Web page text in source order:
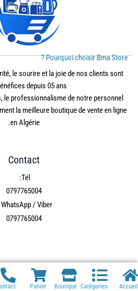
Accueil
Catégories
Boutique
Panier
Pourquoi choisir Bma Store ?
le sourire et la joie de nos clients sont
depuis 05 ans.
le professionnalisme de notre personnel
la meilleure boutique de vente en ligne
en Algérie.
Contact
Tél:
0797765004
WhatsApp / Viber :
0797765004